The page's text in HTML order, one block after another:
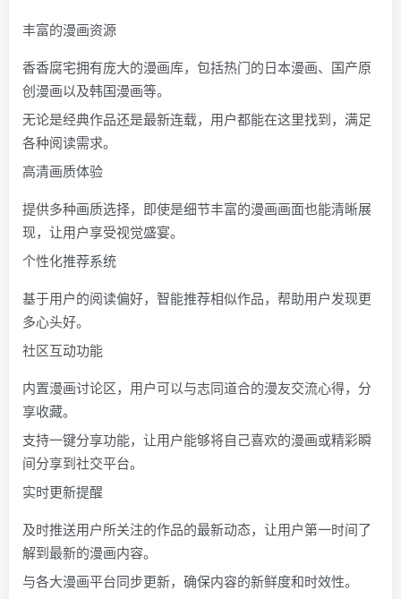
丰富的漫画资源
香香腐宅拥有庞大的漫画库，包括热门的日本漫画、国产原
创漫画以及韩国漫画等。
无论是经典作品还是最新连载，用户都能在这里找到，满足
各种阅读需求。
高清画质体验
提供多种画质选择，即使是细节丰富的漫画画面也能清晰展
现，让用户享受视觉盛宴。
个性化推荐系统
基于用户的阅读偏好，智能推荐相似作品，帮助用户发现更
多心头好。
社区互动功能
内置漫画讨论区，用户可以与志同道合的漫友交流心得，分
享收藏。
支持一键分享功能，让用户能够将自己喜欢的漫画或精彩瞬
间分享到社交平台。
实时更新提醒
及时推送用户所关注的作品的最新动态，让用户第一时间了
解到最新的漫画内容。
与各大漫画平台同步更新，确保内容的新鲜度和时效性。